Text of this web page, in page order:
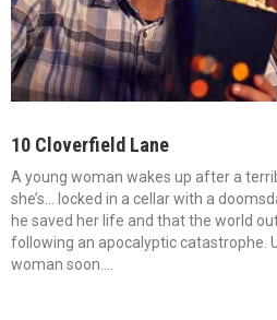
10 Cloverfield Lane
A young woman wakes up after a
she’s… locked in a cellar with a
he saved her life and that the world
following an apocalyptic catastrophe.
woman soon….